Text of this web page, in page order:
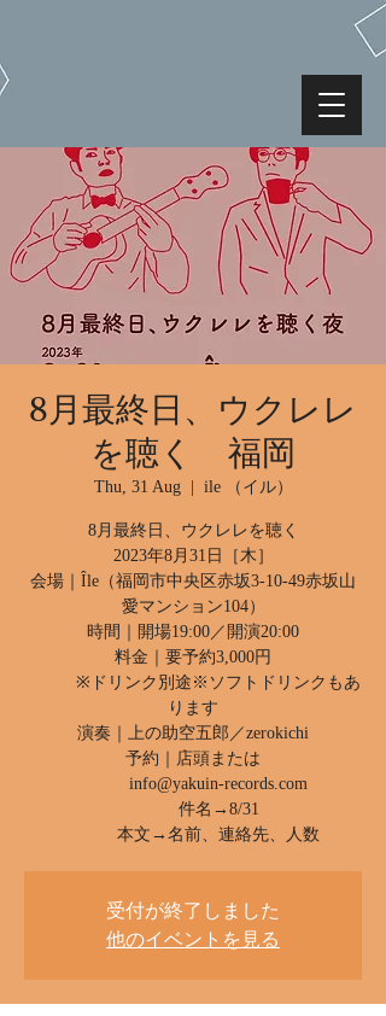
8月最終日、ウクレレ
を聴く 福岡
Thu, 31 Aug
  |
ile （イル）
8月最終日、ウクレレを聴く
2023年8月31日［木］
会場｜Île（福岡市中央区赤坂3-10-49赤坂山
愛マンション104）
時間｜開場19:00／開演20:00
料金｜要予約3,000円
※ドリンク別途※ソフトドリンクもあ
ります
演奏｜上の助空五郎／zerokichi
予約｜店頭または
info@yakuin-records.com
件名→8/31
本文→名前、連絡先、人数
受付が終了しました
他のイベントを見る